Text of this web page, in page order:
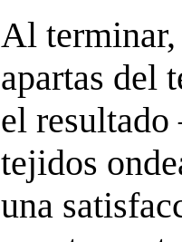
Al
apartas del
el
tejidos
una